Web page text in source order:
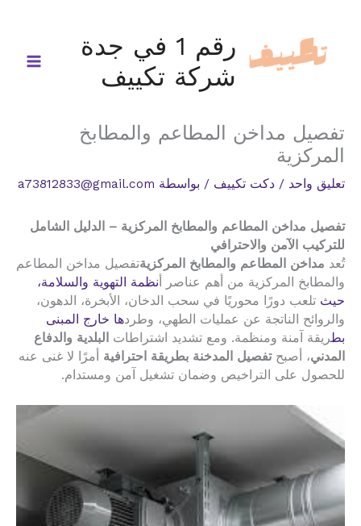
المحتوى
رقم 1 في جدة
شركة تكييف
تفصيل مداخن المطاعم والمطابخ
المركزية
تعليق واحد / دكت تكييف / بواسطة a73812833@gmail.com
تفصيل مداخن المطاعم والمطابخ المركزية – الدليل الشامل
للتركيب الآمن والاحترافي
تُعد مداخن المطاعم والمطابخ المركزيةتفصيل مداخن المطاعم
والمطابخ المركزية من أهم عناصر أ نظمة التهوية والسلامة،
حيث تلعب دورًا محوريًا في سحب الدخان، الأبخرة، الدهون،
والروائح الناتجة عن عمليات الطهي، وطردها خارج المبنى
بطريقة آمنة ومنظمة. ومع تشديد اشتراطات
البلدية والدفاع
المدني، أصبحتفصيل المدخنة بطريقة احترافية أمرًا لا غنى عنه
للحصول على التراخيص وضمان تشغيل آمن ومستدام.